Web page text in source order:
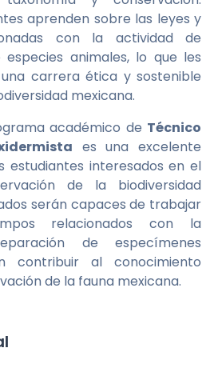
aprenden sobre las leyes y
con la actividad de
animales, lo que les
carrera ética y sostenible
mexicana.
académico de Técnico
es una excelente
estudiantes interesados en el
de la biodiversidad
serán capaces de trabajar
relacionados con la
de especímenes
contribuir al conocimiento
de la fauna mexicana.